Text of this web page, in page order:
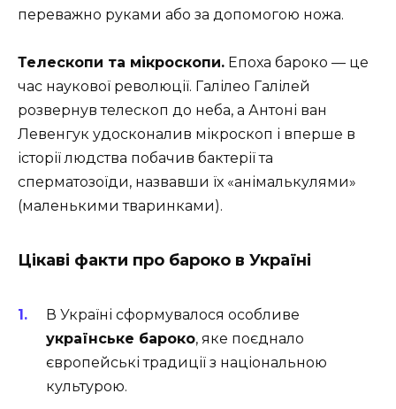
переважно руками або за допомогою ножа.
Телескопи та мікроскопи. Епоха бароко — це
час наукової революції. Галілео Галілей
розвернув телескоп до неба, а Антоні ван
Левенгук удосконалив мікроскоп і вперше в
історії людства побачив бактерії та
сперматозоїди, назвавши їх «анімалькулями»
(маленькими тваринками).
Цікаві факти про бароко в Україні
В Україні сформувалося особливе
українське бароко, яке поєднало
європейські традиції з національною
культурою.